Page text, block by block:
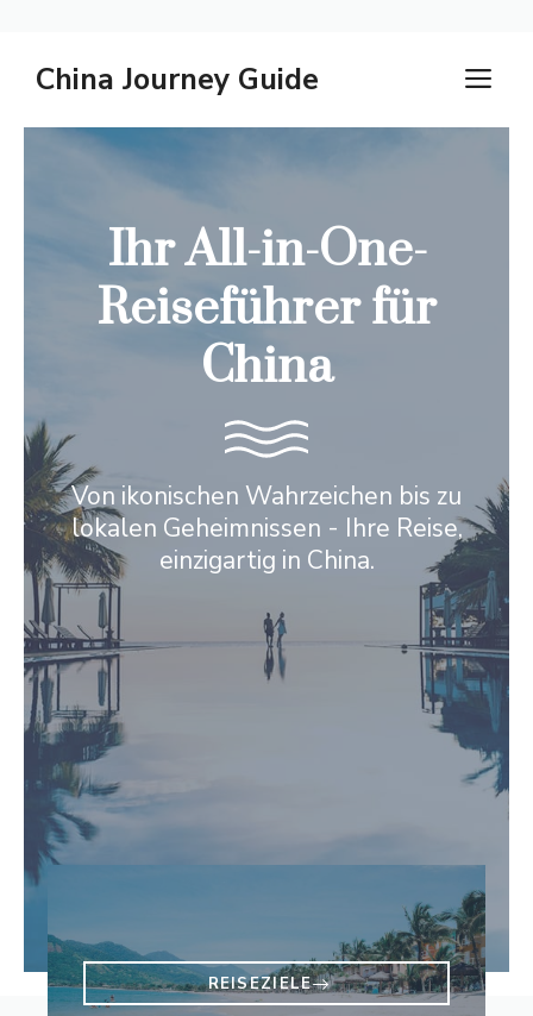
InhaltChina Journey Guide
Ihr All-in-One-
Reiseführer für
China
Von ikonischen Wahrzeichen bis zu
lokalen Geheimnissen - Ihre Reise,
einzigartig in China.
REISEZIELE